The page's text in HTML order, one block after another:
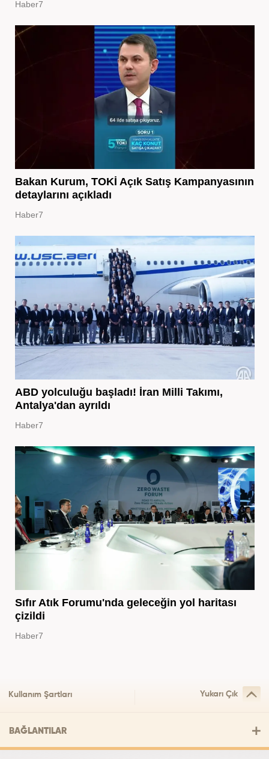
Haber7
Bakan Kurum, TOKİ Açık Satış Kampanyasının
detaylarını açıkladı
Haber7
ABD yolculuğu başladı! İran Milli Takımı,
Antalya'dan ayrıldı
Haber7
Sıfır Atık Forumu'nda geleceğin yol haritası
çizildi
Haber7
Kullanım Şartları Yukarı Çık
BAĞLANTILAR